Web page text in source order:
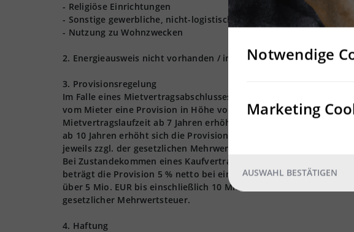
- Religiöse Einrichtungen
- Sonstige gewerbliche, nicht-logistische Nutzung wie Hundeschulen
- Nutzung zu Wohnzwecken
2. Energieausweis nicht vorhanden / in Bearbeitung
3. Provisionsregelung
Im Falle eines Mietvertragsabschlusses - für die nicht als
vom Mieter eine Provision in Höhe von 3 Nettomonatsmieten zzgl.
Mietvertragslaufzeit ab 7 Jahren erhöht sich die Provision auf 3,5
ab 10 Jahren erhöht sich die Provision auf 4,0
jeweils zzgl. der gesetzlichen Mehrwertsteuer.
Bei Zustandekommen eines Kaufvertragsabschlusses - für die
beträgt die Provision 5 % netto bei einem Kaufpreis bis
über 5 Mio. EUR bis einschließlich 10 Mio. EUR sowie 3 % netto ab
gesetzlicher Mehrwertsteuer.
4. Haftung
Notwendige
Marketing
AUSWAHL BESTÄTIGEN